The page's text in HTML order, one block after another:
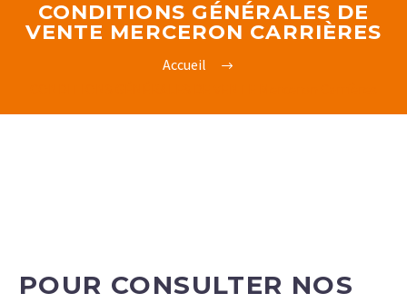
CONDITIONS GÉNÉRALES DE
VENTE MERCERON CARRIÈRES
Accueil
POUR CONSULTER NOS